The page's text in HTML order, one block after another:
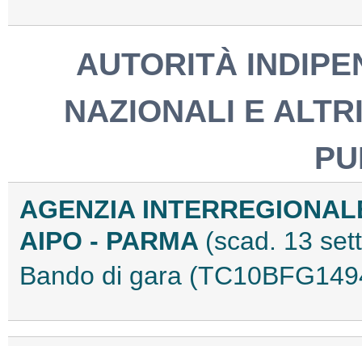
AUTORITÀ
NAZIONALI E
AGENZIA
AIPO - PARMA (scad. 13
Bando di gara